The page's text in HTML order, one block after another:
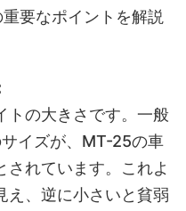
要なポイントを解説
トの大きさです。一般
イズが、MT-25の車
されています。これよ
え、逆に小さいと貧弱